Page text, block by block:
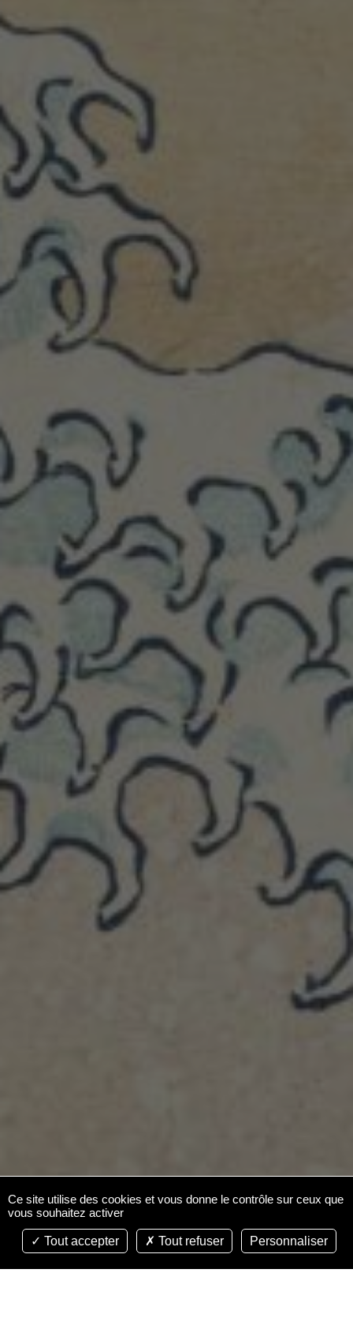
Ce site utilise des cookies et vous donne le contrôle sur ceux que
vous souhaitez activer
Tout accepter Tout refuser Personnaliser